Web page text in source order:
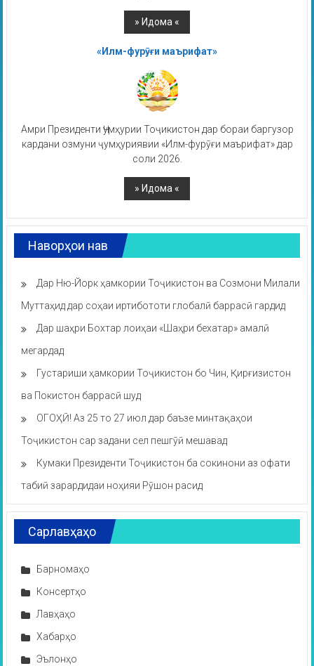
«Илм-фурӯғи маърифат»
Амри Президенти Ҷумҳурии Тоҷикистон дар бораи баргузор
кардани озмуни ҷумҳуриявии «Илм-фурӯғи маърифат» дар
соли 2026.
Наворҳои нав
Дар Ню-Йорк ҳамкории Тоҷикистон ва Созмони Милали
Муттаҳид дар соҳаи иртибототи глобалӣ баррасӣ гардид
Дар шаҳри Бохтар лоиҳаи «Шаҳри бехатар» амалӣ
мегардад
Густариши ҳамкории Тоҷикистон бо Чин, Қирғизистон
ва Покистон баррасӣ шуд
ОГОҲӢ! Аз 25 то 27 июл дар баъзе минтақаҳои
Тоҷикистон сар задани сел пешгӯӣ мешавад
Кумаки Президенти Тоҷикистон ба сокинони аз офати
табиӣ зарардидаи ноҳияи Рӯшон расид
Сарлавҳаҳо
Барномаҳо
Консертҳо
Лавҳаҳо
Хабарҳо
Эълонҳо